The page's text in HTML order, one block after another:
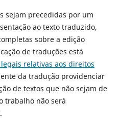
sejam precedidas por um
ao texto traduzido,
sobre a edição
de traduções está
relativas aos direitos
da tradução providenciar
de textos que não sejam de
trabalho não será